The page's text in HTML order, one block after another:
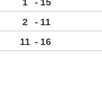
1 - 15
2 - 11
11 - 16